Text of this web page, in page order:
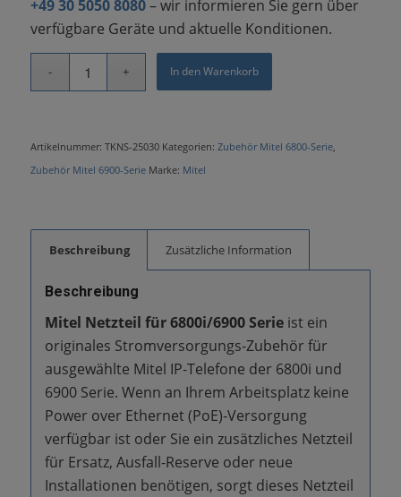
+49 30 5050 8080– wir informieren Sie gern über
verfügbare Geräte und aktuelle Konditionen.
In den Warenkorb
Artikelnummer: TKNS-25030 Kategorien: Zubehör Mitel 6800-Serie,
Zubehör Mitel 6900-Serie Marke: Mitel
Beschreibung Zusätzliche Information
Beschreibung
Mitel Netzteil für 6800i/6900 Serieist ein
originales Stromversorgungs‑Zubehör für
ausgewählte Mitel IP‑Telefone der 6800i und
6900 Serie. Wenn an Ihrem Arbeitsplatz keine
Power over Ethernet (PoE)‑Versorgung
verfügbar ist oder Sie ein zusätzliches Netzteil
für Ersatz, Ausfall‑Reserve oder neue
Installationen benötigen, sorgt dieses Netzteil